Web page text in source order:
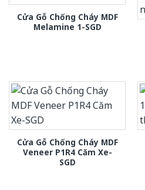
Cửa Gỗ Chống Cháy MDF
Melamine 1-SGD
Cửa Gỗ Chống Cháy MDF
Veneer P1R4 Căm Xe-
SGD